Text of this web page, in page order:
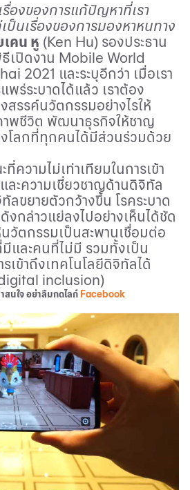
องของการแก้ปัญหาที่เรา
นเรื่องของการมองหาหนทาง
เคน หู (Ken Hu) รองประธาน
เปิดงาน Mobile World
2021 และระบุอีกว่า เมื่อเรา
ร่ระบาดได้แล้ว เราต้อง
งสรรค์นวัตกรรมอย่างไรให้
พชีวิต พัฒนาธุรกิจให้ชาญ
งโลกที่ทุกคนได้มีส่วนร่วมด้วย
ความไม่เท่าเทียมในการเข้า
ละความเชี่ยวชาญด้านดิจิทัล
ลขยายตัวกว้างขึ้น โรคระบาด
งกล่าวแย่ลงไปอย่างเห็นได้ชัด
นวัตกรรมเป็นสะพานเชื่อมต่อ
มีและคนที่ไม่มี รวมทั้งเป็น
เข้าถึงเทคโนโลยีดิจิทัลได้
inclusion)
นใจ อย่าลืมกดไลก์ Facebook